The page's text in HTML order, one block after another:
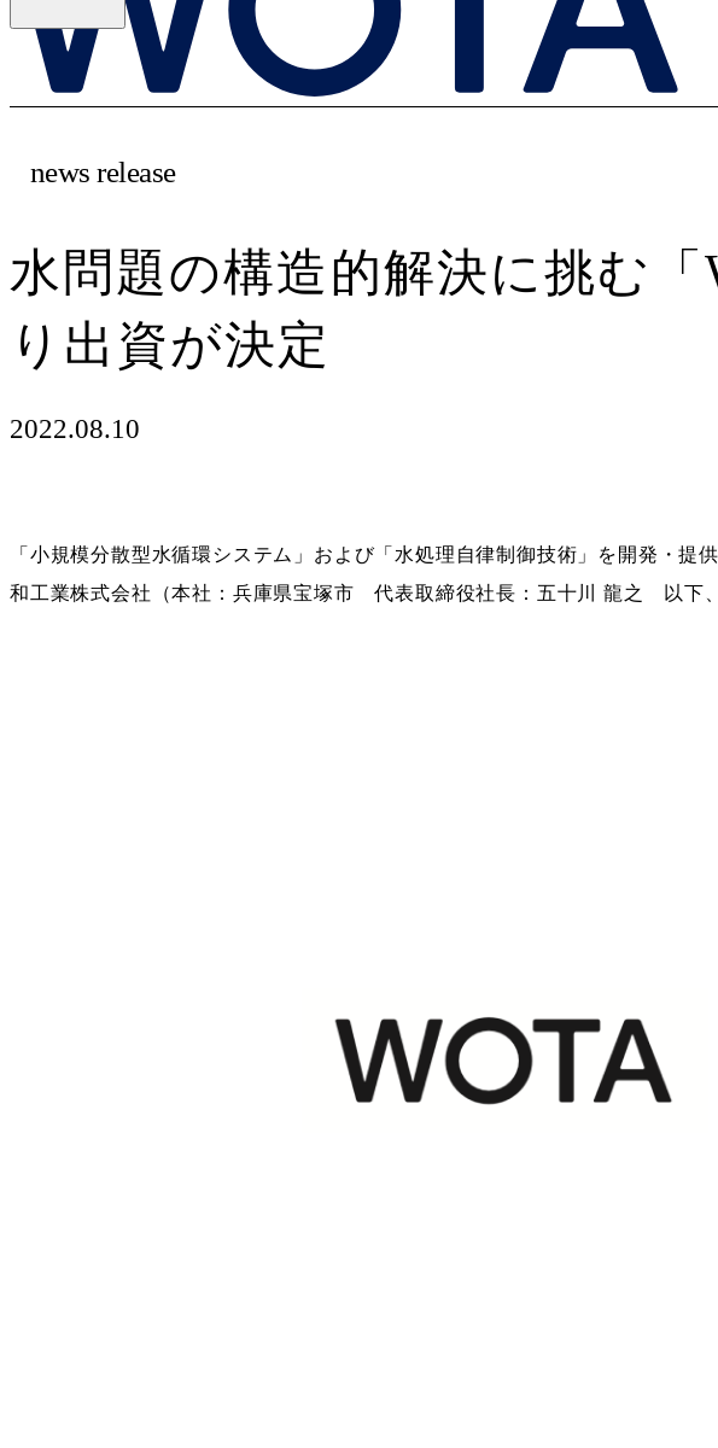
news release
水問題の構造的解決に挑む
り出資が決定
2022.08.10
「小規模分散型水循環システム」および「水処理自律制御技術」を開発・
和工業株式会社（本社：兵庫県宝塚市 代表取締役社長：五十川 龍之 以下